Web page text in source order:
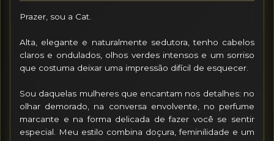
Prazer, sou a Cat.
Alta, elegante e naturalmente sedutora, tenho cabelos
claros e ondulados, olhos verdes intensos e um sorriso
que costuma deixar uma impressão difícil de esquecer.
Sou daquelas mulheres que encantam nos detalhes: no
olhar demorado, na conversa envolvente, no perfume
marcante e na forma delicada de fazer você se sentir
especial. Meu estilo combina doçura, feminilidade e um